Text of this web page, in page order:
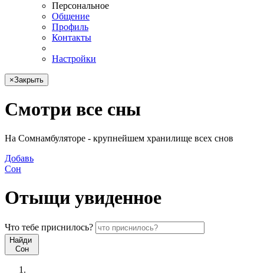
Персональное
Общение
Профиль
Контакты
Настройки
×Закрыть
Смотри все сны
На Сомнамбуляторе - крупнейшем хранилище всех снов
Добавь
Сон
Отыщи увиденное
Что тебе приснилось?
Найди
Сон